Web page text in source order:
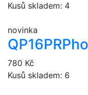
Kusů skladem: 4
novinka
QP16PR
780 Kč
Kusů skladem: 6